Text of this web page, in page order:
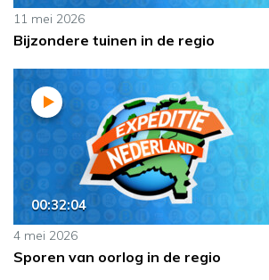
11 mei 2026
Bijzondere tuinen in de regio
00:32:04
4 mei 2026
Sporen van oorlog in de regio